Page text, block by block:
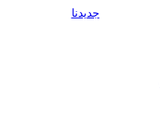
جديدنا